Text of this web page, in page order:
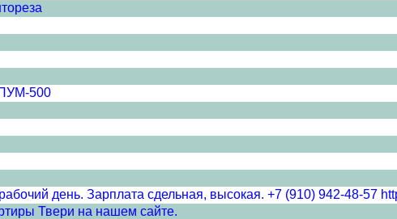
ПУМ-500
день. Зарплата сдельная, высокая. +7 (910) 942-48-57
Твери на нашем сайте.